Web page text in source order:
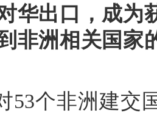
华出口，成为
非洲相关国家
53个非洲建交